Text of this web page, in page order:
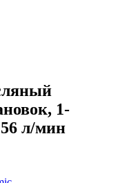
1-
л/мин